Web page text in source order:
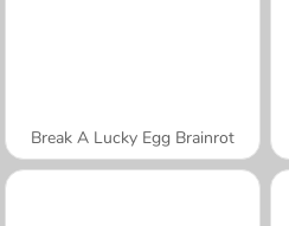
Break A Lucky Egg Brainrot